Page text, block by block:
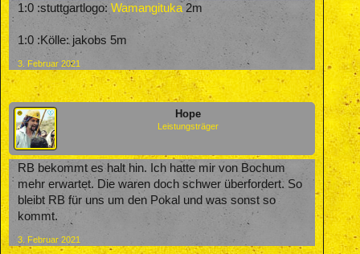
1:0 :stuttgartlogo: Wamangituka 2m
1:0 :Kölle: jakobs 5m
3. Februar 2021
Hope
Leistungsträger
RB bekommt es halt hin. Ich hatte mir von Bochum
mehr erwartet. Die waren doch schwer überfordert. So
bleibt RB für uns um den Pokal und was sonst so
kommt.
3. Februar 2021